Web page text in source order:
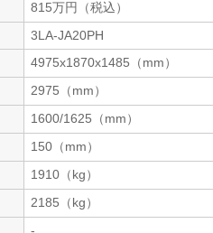
815万円（税込）
3LA-JA20PH
4975x1870x1485（mm）
2975（mm）
1600/1625（mm）
150（mm）
1910（kg）
2185（kg）